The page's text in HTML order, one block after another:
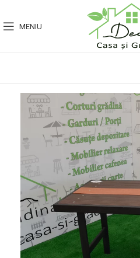
MENIU